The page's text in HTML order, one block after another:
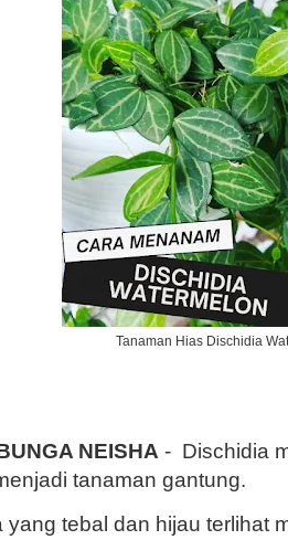
Tanaman Hias Dischidia
NEISHA - Dischidia
tanaman gantung.
yang tebal dan hijau terlihat